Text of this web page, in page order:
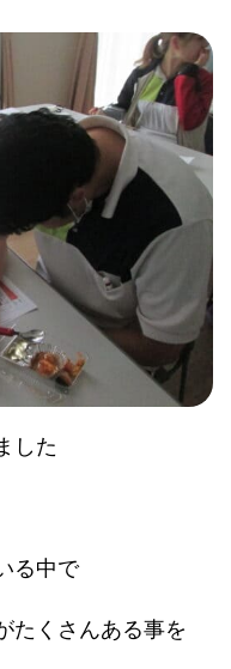
した
る中で
たくさんある事を